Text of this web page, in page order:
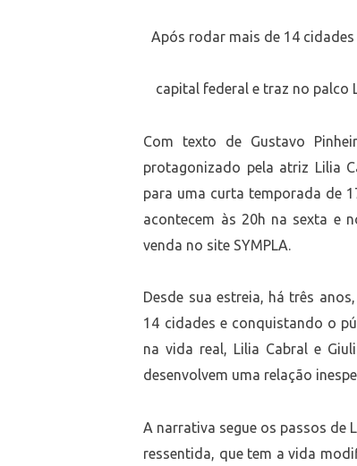
Após rodar mais de 14
capital federal e traz no palco
Com texto de Gustavo
protagonizado pela atriz Lilia
para uma curta temporada de
acontecem às 20h na sexta e
venda no site SYMPLA.
Desde sua estreia, há três
14 cidades e conquistando o
na vida real, Lilia Cabral e
desenvolvem uma relação
A narrativa segue os passos de
ressentida, que tem a vida